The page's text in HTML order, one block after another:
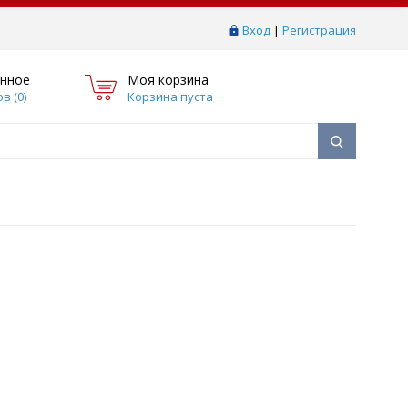
Вход | Регистрация
(0)
Моя корзина
Корзина пуста